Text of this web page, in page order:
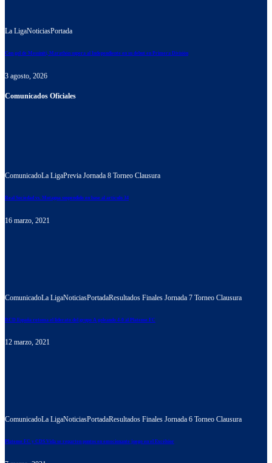
La LigaNoticiasPortada
Con gol de Messiniti, Marathón supera al Independiente en su debut en Primera División
3 agosto, 2026
Comunicados Oficiales
ComunicadoLa LigaPrevia Jornada 8 Torneo Clausura
Real Sociedad vs. Motagua suspendido en base al artículo 34
16 marzo, 2021
ComunicadoLa LigaNoticiasPortadaResultados Finales Jornada 7 Torneo Clausura
RCD España retoma el liderato del grupo A goleando 4-0 al Platense FC
12 marzo, 2021
ComunicadoLa LigaNoticiasPortadaResultados Finales Jornada 6 Torneo Clausura
Platense FC y CDS Vida se reparten puntos en emocionante juego en el Excélsior